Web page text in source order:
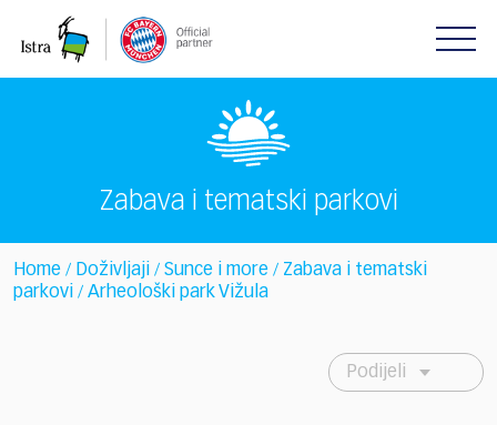
note:
Zabava i tematski parkovi
Home / Doživljaji / Sunce i more / Zabava i tematski
parkovi / Arheološki park Vižula
Podijeli